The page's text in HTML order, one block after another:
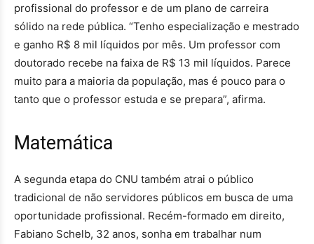
profissional do professor e de um plano de carreira
sólido na rede pública. “Tenho especialização e mestrado
e ganho R$ 8 mil líquidos por mês. Um professor com
doutorado recebe na faixa de R$ 13 mil líquidos. Parece
muito para a maioria da população, mas é pouco para o
tanto que o professor estuda e se prepara”, afirma.
Matemática
A segunda etapa do CNU também atrai o público
tradicional de não servidores públicos em busca de uma
oportunidade profissional. Recém-formado em direito,
Fabiano Schelb, 32 anos, sonha em trabalhar num